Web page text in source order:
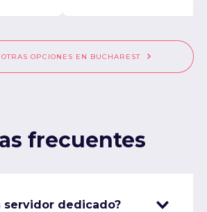
OPCIONES EN BUCHAREST
frecuentes
servidor dedicado?